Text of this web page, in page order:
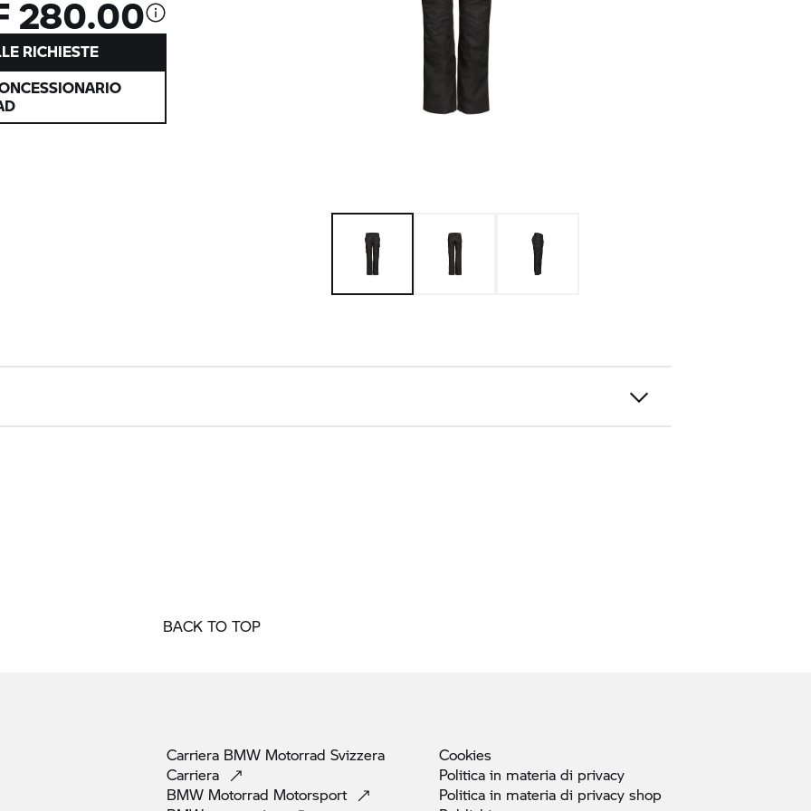
280.00
RICHIESTE
BACK TO TOP
Carriera BMW Motorrad Svizzera
Carriera
BMW Motorrad Motorsport
Cookies
Politica in materia di privacy
Politica in materia di privacy shop